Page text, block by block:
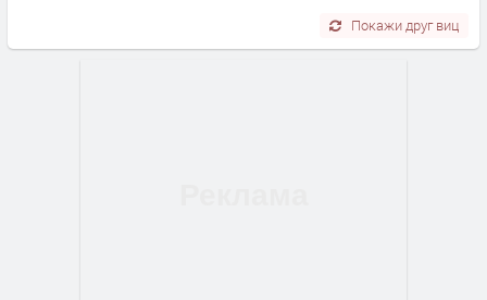
Покажи друг виц